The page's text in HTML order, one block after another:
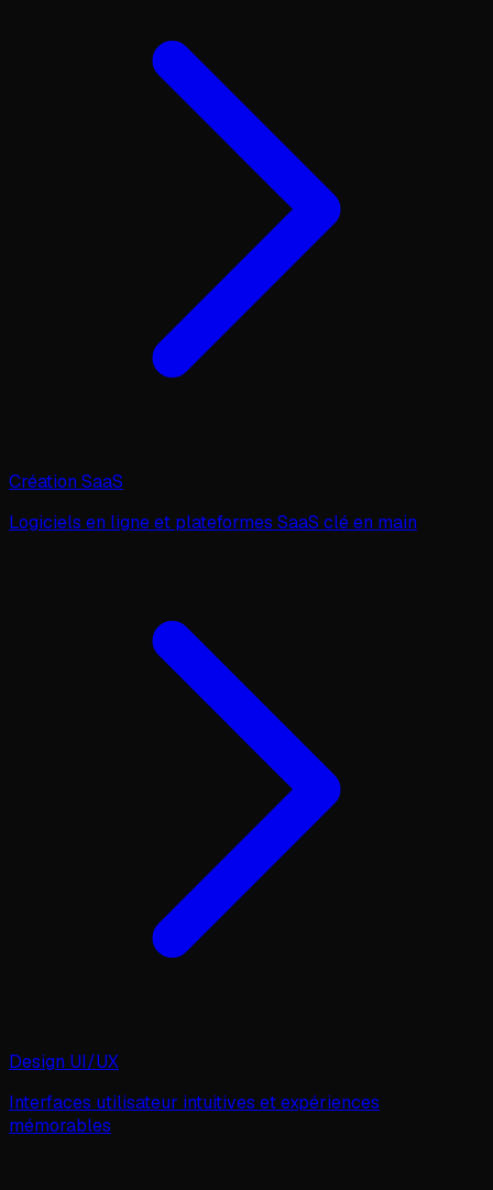
Création SaaS
Logiciels en ligne et plateformes SaaS clé en main
Design UI/UX
Interfaces utilisateur intuitives et expériences
mémorables